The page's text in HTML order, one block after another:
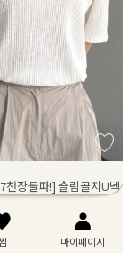
장돌파!] 슬림골지U넥
원
마이페이지